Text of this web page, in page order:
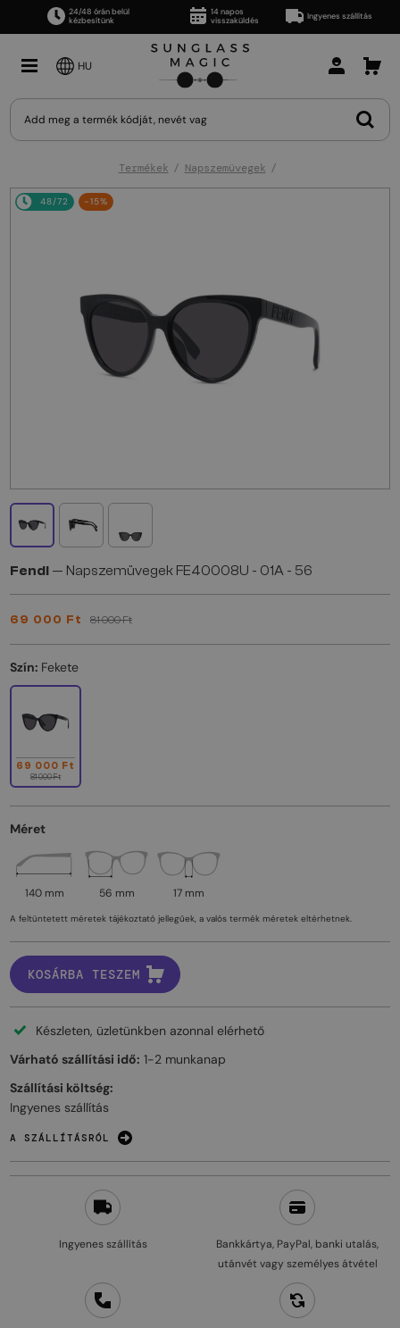
24/48 órán belül
kézbesítünk
14 napos
visszaküldés
Ingyenes szállítás
HU
Termékek Napszemüvegek
Ingyenes szállítás
Bankkártya, PayPal, banki utalás,
utánvét vagy személyes átvétel
48/72 -15%
Fendi — Napszemüvegek FE40008U - 01A - 56
69 000 Ft 81 000 Ft
Szín: Fekete
69 000 Ft
81 000 Ft
Méret
140 mm 56 mm 17 mm
A feltüntetett méretek tájékoztató jellegűek, a valós termék méretek eltérhetnek.
KOSÁRBA TESZEM
Készleten, üzletünkben azonnal elérhető
Várható szállítási idő: 1-2 munkanap
Szállítási költség:
Ingyenes szállítás
A SZÁLLÍTÁSRÓL